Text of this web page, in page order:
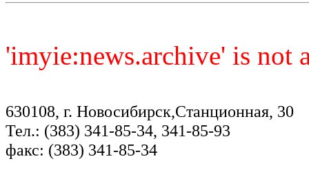
'imyie:news.archive' is not
630108, г. Новосибирск,Станционная, 30
Тел.: (383) 341-85-34, 341-85-93
факс: (383) 341-85-34